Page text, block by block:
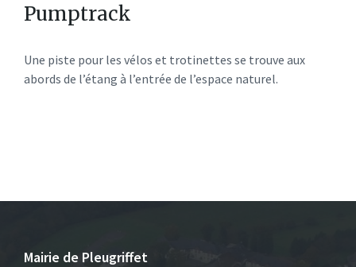
Pumptrack
Une piste pour les vélos et trotinettes se trouve aux
abords de l’étang à l’entrée de l’espace naturel.
Mairie de Pleugriffet